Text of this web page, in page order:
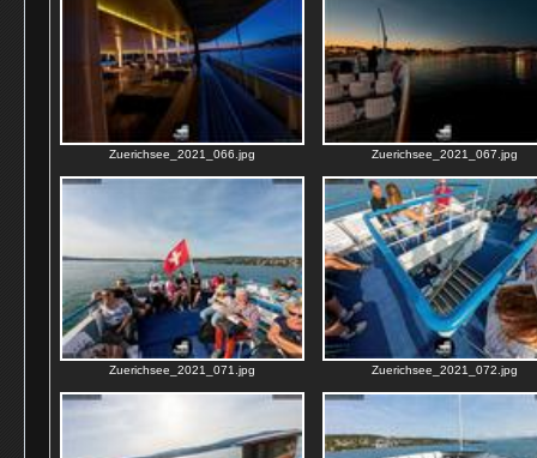
Zuerichsee_2021_066.jpg Zuerichsee_2021_067.jpg
Zuerichsee_2021_071.jpg Zuerichsee_2021_072.jpg